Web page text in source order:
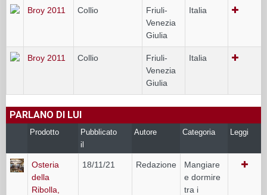
Broy 2011 Collio
Friuli-
Venezia
Giulia
Italia
Broy 2011 Collio
Friuli-
Venezia
Giulia
Italia
PARLANO DI LUI
Prodotto
Pubblicato
il
Autore Categoria Leggi
Osteria
della
Ribolla,
18/11/21 Redazione
Mangiare
e dormire
tra i